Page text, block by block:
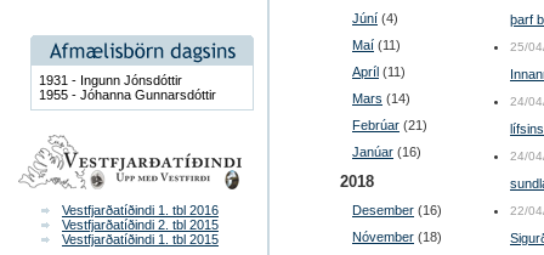
1931 - Ingunn Jónsdóttir
1955 - Jóhanna Gunnarsdóttir
Vestfjarðatíðindi 1. tbl 2016
Vestfjarðatíðindi 2. tbl 2015
Vestfjarðatíðindi 1. tbl 2015
Júní (4)
Maí (11)
Apríl (11)
Mars (14)
Febrúar (21)
Janúar (16)
2018
Desember (16)
Nóvember (18)
þarf
25/
24/
24/
22/